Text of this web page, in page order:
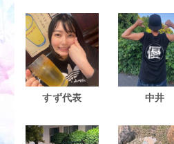
すず代表 中井